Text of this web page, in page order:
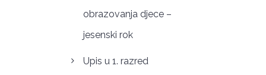
obrazovanja djece –
jesenski rok
Upis u 1. razred